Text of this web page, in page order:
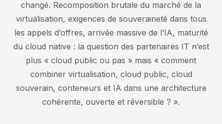
changé. Recomposition brutale du marché de la
virtualisation, exigences de souveraineté dans tous
les appels d’offres, arrivée massive de l’IA, maturité
du cloud native : la question des partenaires IT n’est
plus « cloud public ou pas » mais « comment
combiner virtualisation, cloud public, cloud
souverain, conteneurs et IA dans une architecture
cohérente, ouverte et réversible ? ».